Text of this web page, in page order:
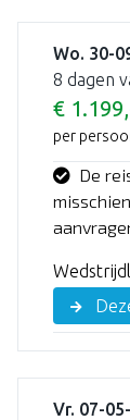
Wo. 30-
8 dagen
€
per
De
Vr. 07-